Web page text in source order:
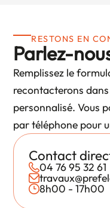
RESTONS EN
Parlez-
Remplissez le
recontacterons
personnalisé. Vous
par téléphone pour
Contact
04 76 95 32 61
8h00 - 17h00